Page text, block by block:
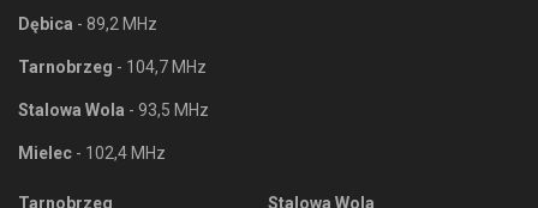
Dębica - 89,2 MHz
Tarnobrzeg - 104,7 MHz
Stalowa Wola - 93,5 MHz
Mielec - 102,4 MHz
Tarnobrzeg Stalowa Wola